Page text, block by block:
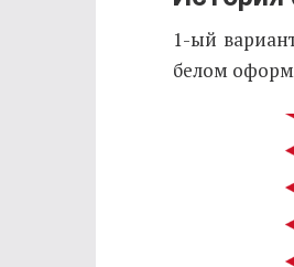
1-ый
белом